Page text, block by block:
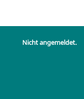
Nicht angemeldet.